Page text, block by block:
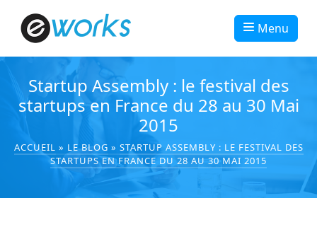
Menu
Startup Assembly : le festival des
startups en France du 28 au 30 Mai
ACCUEIL » LE BLOG » STARTUP ASSEMBLY : LE FESTIVAL DES